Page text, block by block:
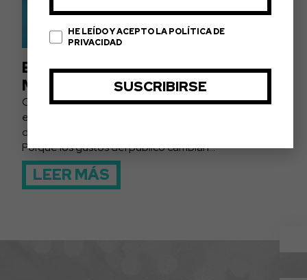
ESTRATEGIAS DE MARKETING
MUSICAL
Como forma de expresión artística que es, la música
está en constante evolución y, por ello, también
deben estarlo las estrategias de marketing musical.
Porque los gustos del público cambian...
LEER MÁS
HE LEÍDO Y ACEPTO LA POLÍTICA DE
PRIVACIDAD